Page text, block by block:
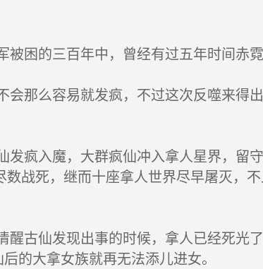
困的三百年中，曾经有过五年时间赤霓
那么容易就发疯，不过这次反噬来得
疯入魔，大群疯仙冲入拿人星界，留
战死，继而十座拿人世界尽早屠灭，
古仙发现出事的时候，拿人已经死
的大拿女族就再无法添儿进女。